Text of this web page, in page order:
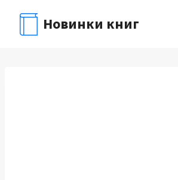
содержимому
Новинки книг